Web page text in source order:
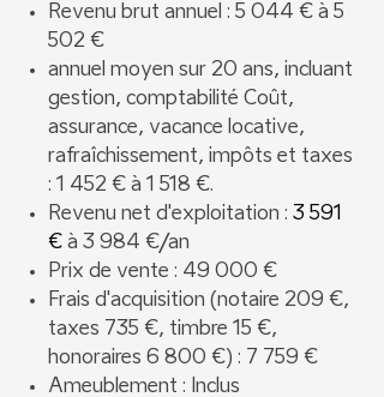
Revenu brut annuel : 5 044 € à 5
502 €
annuel moyen sur 20 ans, incluant
gestion, comptabilité Coût,
assurance, vacance locative,
rafraîchissement, impôts et taxes
: 1 452 € à 1 518 €.
Revenu net d'exploitation : 3 591
€ à 3 984 €/an
Prix de vente : 49 000 €
Frais d'acquisition (notaire 209 €,
taxes 735 €, timbre 15 €,
honoraires 6 800 €) : 7 759 €
Ameublement : Inclus